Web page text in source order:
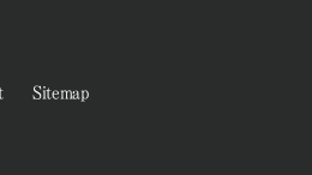
Sitemap